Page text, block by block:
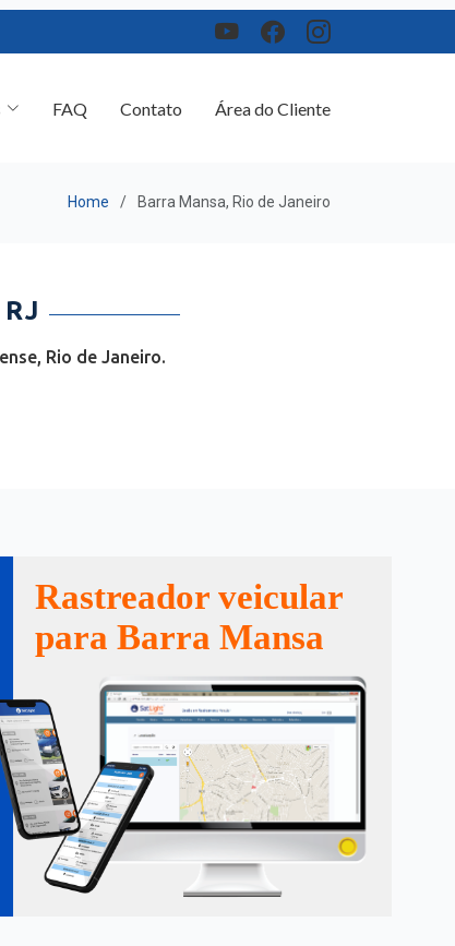
Área do Cliente
Home Barra Mansa, Rio de Janeiro
Rio de Janeiro.
Rastreador veicular
para Barra Mansa